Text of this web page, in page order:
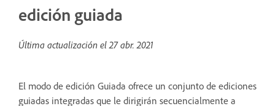
edición guiada
Última actualización el27 abr. 2021
El modo de edición Guiada ofrece un conjunto de ediciones
guiadas integradas que le dirigirán secuencialmente a